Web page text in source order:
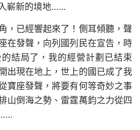
嶄新的境地……
，已經響起來了！側耳傾聽，聲
在發聲，向列國列民在宣告，時
結局了，我的經營計劃已結束
出現在地上，世上的國已成了我
寶座發聲，將要有何等奇妙之事
山倒海之勢、雷霆萬鈞之力從四
……